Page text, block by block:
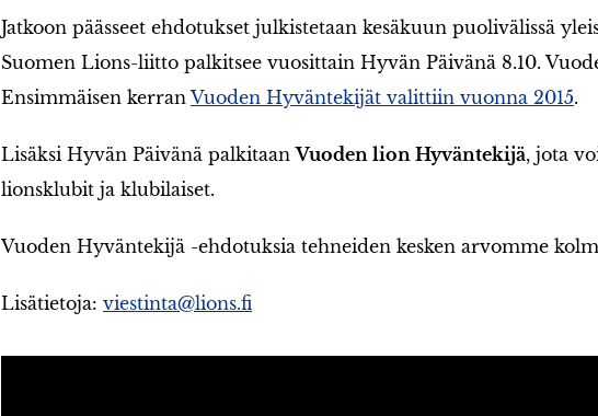
Jatkoon päässeet ehdotukset julkistetaan kesäkuun puolivälissä
Suomen Lions-liitto palkitsee vuosittain Hyvän Päivänä 8.10.
Ensimmäisen kerranVuoden Hyväntekijät valittiin vuonna 2015.
Lisäksi Hyvän Päivänä palkitaanVuoden lion Hyväntekijä, jota
lionsklubit ja klubilaiset.
Vuoden Hyväntekijä -ehdotuksia tehneiden kesken arvomme
Lisätietoja: viestinta@lions.fi